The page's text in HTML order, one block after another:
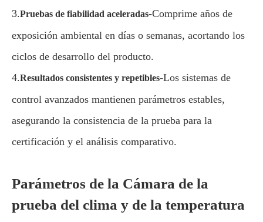
3.Pruebas de fiabilidad aceleradas-Comprime años de
exposición ambiental en días o semanas, acortando los
ciclos de desarrollo del producto.
4.Resultados consistentes y repetibles-Los sistemas de
control avanzados mantienen parámetros estables,
asegurando la consistencia de la prueba para la
certificación y el análisis comparativo.
Parámetros de la Cámara de la
prueba del clima y de la temperatura